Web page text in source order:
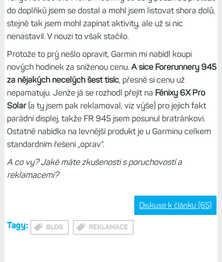
Naštěstí v obchodě
Pulsmetry.cz , odkud všechny svoje
hodinky mám, byli natolik vstřícní, že problém vyřešili
novým modelem v rámci jakési „prodloužené záruky“.
cyklonavigací, má určitý nadstandardní přístup. Věřím ale,
by se maximální podpory dostalo i komukoliv jinému.
Úplně první hodinky, kde jsem řešil problém, byly
Forerunnery 935
. Tam ovšem nešlo o samovolnou
poruchu, ale jednoduše mi spadly na zem a přestalo
fungovat tlačítko Menu. Hodinky se daly používat, protože
do doplňků jsem se dostal a mohl jsem listovat shora dolů,
stejně tak jsem mohl zapínat aktivity, ale už si nic
nenastavil. V nouzi to však stačilo.
A sice Forerunnery 945
, přesně si cenu už
nepamatuju. Jenže já se rozhodl přejít na
(a ty jsem pak reklamoval, viz výše) pro jejich fakt